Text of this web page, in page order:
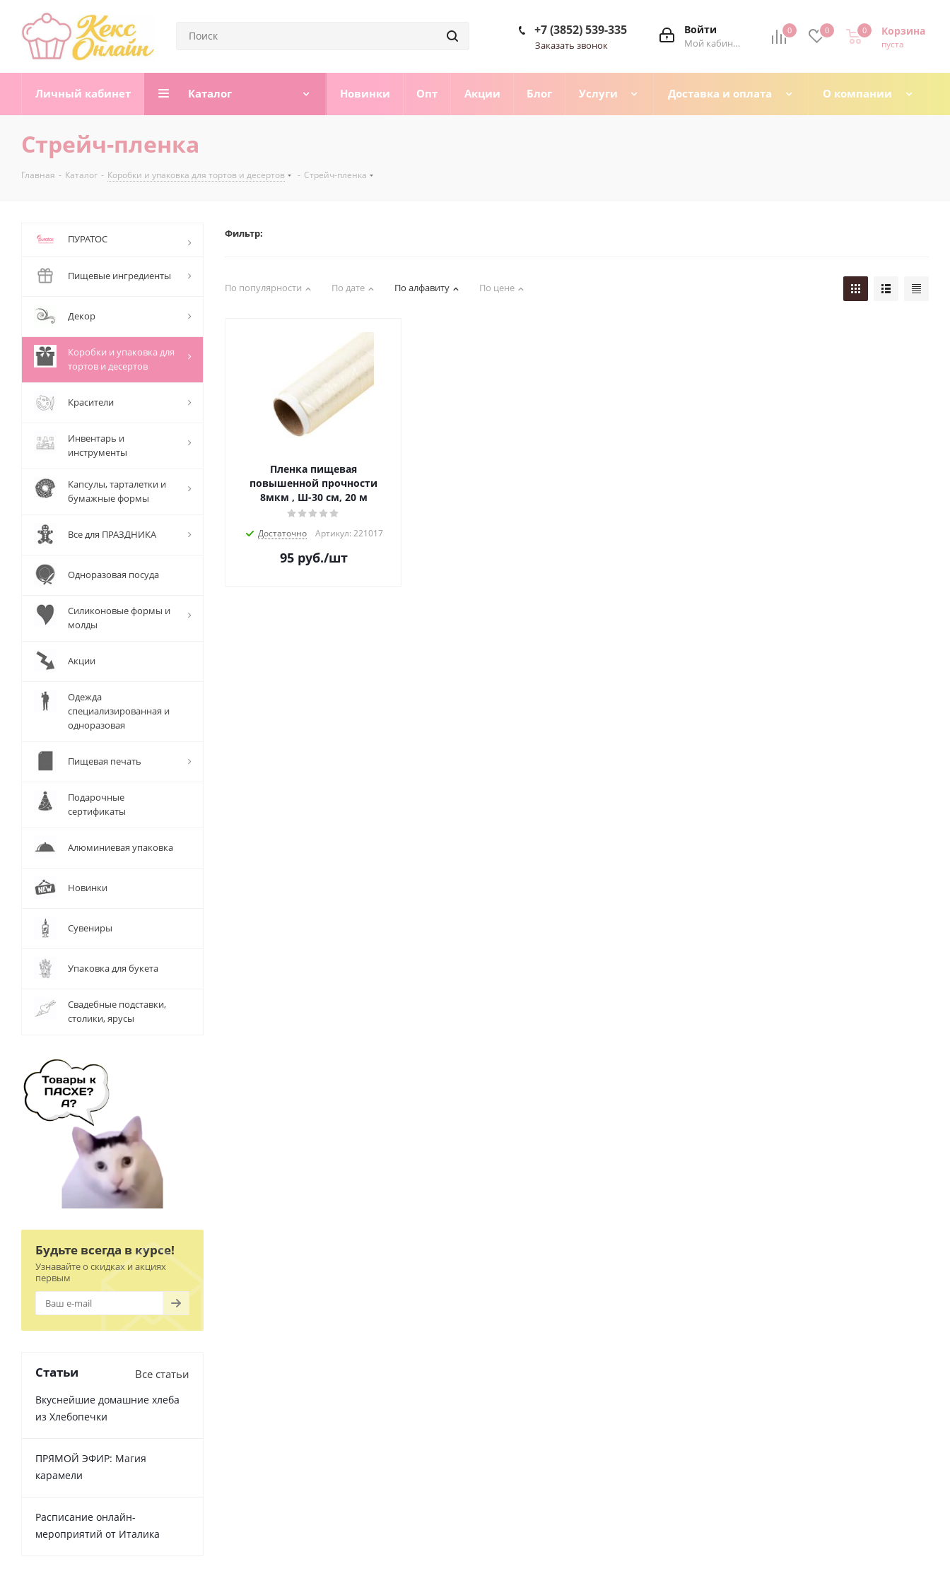
0 0 Корзина
0
пуста
0
Войти
Мой кабинет
+7 (3852) 539-335
Заказать звонок
Личный кабинет Каталог Новинки Опт Акции Блог Услуги Доставка и оплата О компании
Стрейч-пленка
Главная - Каталог - Коробки и упаковка для тортов и десертов - Стрейч-пленка
Фильтр:
По популярности По дате По алфавиту По цене
Пленка пищевая
повышенной прочности
8мкм , Ш-30 см, 20 м
Достаточно Артикул: 221017
95руб./шт
ПУРАТОС
Пищевые ингредиенты
Декор
Коробки и упаковка для
тортов и десертов
Красители
Инвентарь и
инструменты
Капсулы, тарталетки и
бумажные формы
Все для ПРАЗДНИКА
Одноразовая посуда
Силиконовые формы и
молды
Акции
Одежда
специализированная и
одноразовая
Пищевая печать
Подарочные
сертификаты
Алюминиевая упаковка
Новинки
Сувениры
Упаковка для букета
Свадебные подставки,
столики, ярусы
Будьте всегда в курсе!
Узнавайте о скидках и акциях
первым
Статьи Все статьи
Вкуснейшие домашние хлеба
из Хлебопечки
ПРЯМОЙ ЭФИР: Магия
карамели
Расписание онлайн-
мероприятий от Италика